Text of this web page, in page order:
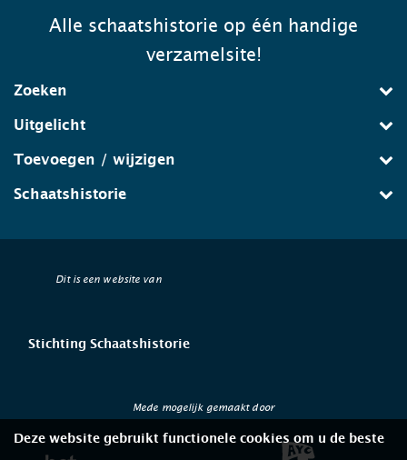
Alle schaatshistorie op één handige
verzamelsite!
Zoeken
Uitgelicht
Toevoegen / wijzigen
Schaatshistorie
Dit is een website van
Stichting Schaatshistorie
Mede mogelijk gemaakt door
Deze website gebruikt functionele cookies om u de beste